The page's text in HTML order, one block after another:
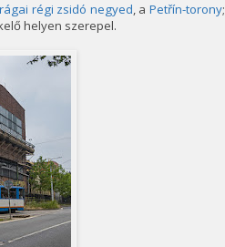
régi zsidó negyed, a Petřín-torony;
helyen szerepel.